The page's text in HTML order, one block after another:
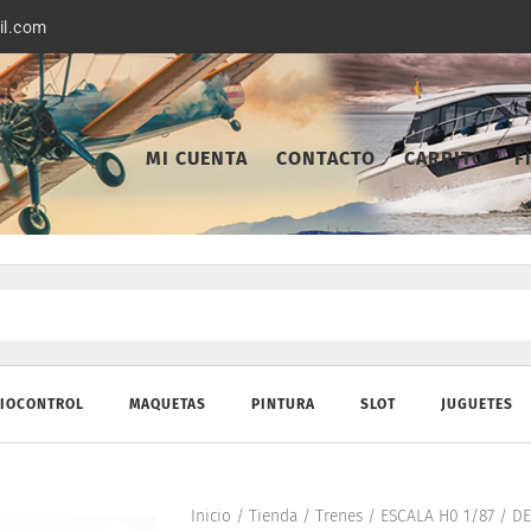
MI CUENTA CONTACTO CARRITO
MAQUETAS PINTURA SLOT JUGUETES
Inicio / Tienda/ Trenes/ ESCALA H0 1/87/